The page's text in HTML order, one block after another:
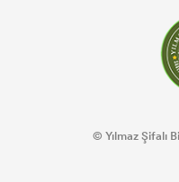
© Yılmaz Şifalı